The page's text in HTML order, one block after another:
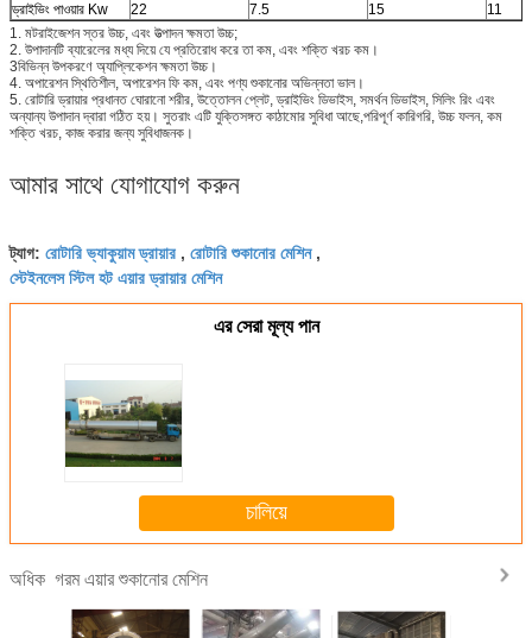
ড্রাইভিং পাওয়ার Kw
22 7.5 15
11
1. মটরাইজেশন স্তর উচ্চ, এবং উত্পাদন ক্ষমতা উচ্চ;
2. উপাদানটি ব্যারেলের মধ্য দিয়ে যে প্রতিরোধ করে তা কম, এবং শক্তি খরচ কম।
3বিভিন্ন উপকরণে অ্যাপ্লিকেশন ক্ষমতা উচ্চ।
4. অপারেশন স্থিতিশীল, অপারেশন ফি কম, এবং পণ্য শুকানোর অভিন্নতা ভাল।
5. রোটারি ড্রায়ার প্রধানত ঘোরানো শরীর, উত্তোলন প্লেট, ড্রাইভিং ডিভাইস, সমর্থন ডিভাইস, সিলিং রিং এবং
অন্যান্য উপাদান দ্বারা গঠিত হয়। সুতরাং এটি যুক্তিসঙ্গত কাঠামোর সুবিধা আছে,পরিপূর্ণ কারিগরি, উচ্চ ফলন, কম
শক্তি খরচ, কাজ করার জন্য সুবিধাজনক।
আমার সাথে যোগাযোগ করুন
ট্যাগ: রোটারি ভ্যাকুয়াম ড্রায়ার , রোটারি শুকানোর মেশিন,
স্টেইনলেস স্টিল হট এয়ার ড্রায়ার মেশিন
এর সেরা মূল্য পান
চালিয়ে
অধিক গরম এয়ার শুকানোর মেশিন